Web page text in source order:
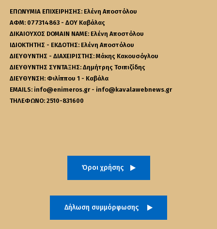
ΕΠΩΝΥΜΙΑ ΕΠΙΧΕΙΡΗΣΗΣ: Ελένη Αποστόλου
ΑΦΜ: 077314863 - ΔΟΥ Καβάλας
ΔΙΚΑΙΟΥΧΟΣ DOMAIN NAME: Ελένη Αποστόλου
ΙΔΙΟΚΤΗΤΗΣ - ΕΚΔΟΤΗΣ: Ελένη Αποστόλου
ΔΙΕΥΘΥΝΤΗΣ - ΔΙΑΧΕΙΡΙΣΤΗΣ: Μάκης Κακουσόγλου
ΔΙΕΥΘΥΝΤΗΣ ΣΥΝΤΑΞΗΣ: Δημήτρης Τσιπιζίδης
ΔΙΕΥΘΥΝΣΗ: Φιλίππου 1 - Καβάλα
EMAILS: info@enimeros.gr - info@kavalawebnews.gr
ΤΗΛΕΦΩΝΟ: 2510-831600
Όροι χρήσης
Δήλωση συμμόρφωσης